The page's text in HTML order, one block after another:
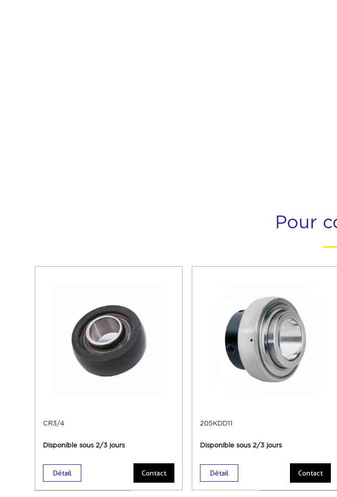
Pour
CR3/4
Disponible sous 2/3 jours
Détail Contact
205KDD11
Disponible sous 2/3 jours
Détail Contact